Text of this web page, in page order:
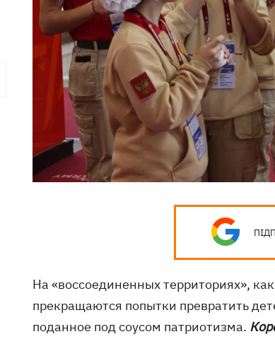
На «воссоединенных территориях»,
прекращаются попытки превратить
поданное под соусом патриотизма.